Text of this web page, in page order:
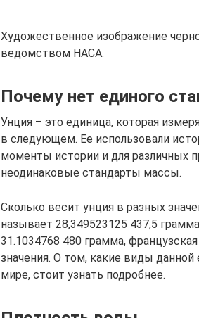
Художественное изображение
ведомством НАСА.
Почему нет единого
Унция – это единица, которая
в следующем. Ее использовали
моменты истории и для различных
неодинаковые стандарты массы.
Сколько весит унция в разных
называет 28,349523125 437,5
31.1034768 480 грамма,
значения. О том, какие виды
мире, стоит узнать подробнее.